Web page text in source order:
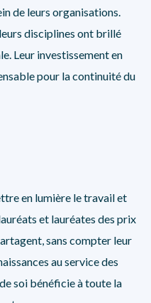
de leurs organisations.
disciplines ont brillé
Leur investissement en
pour la continuité du
en lumière le travail et
et lauréates des prix
sans compter leur
au service des
soi bénéficie à toute la